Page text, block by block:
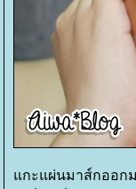
กะแผ่นมาส์กออกม